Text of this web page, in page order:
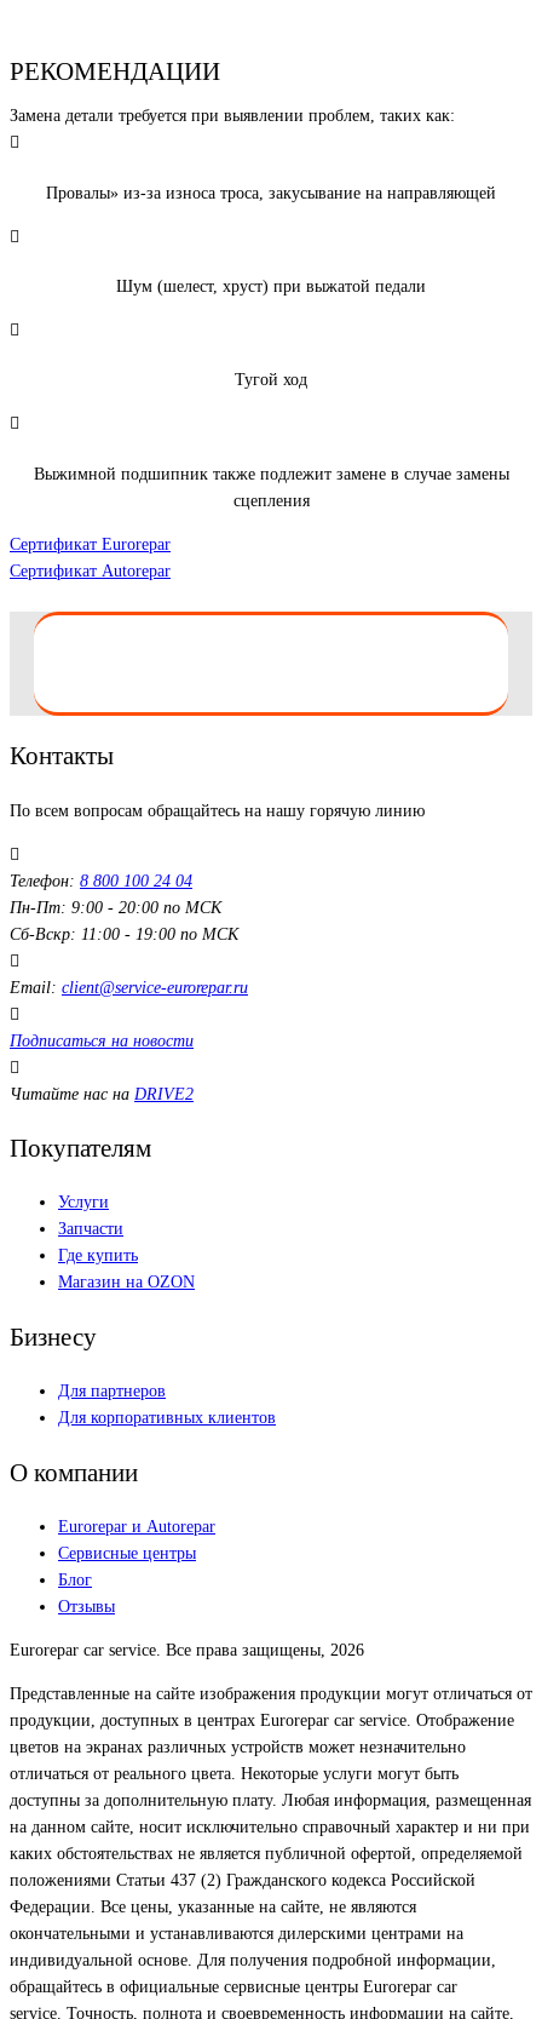
РЕКОМЕНДАЦИИ
Замена детали требуется при выявлении проблем, таких как:
Провалы» из-за износа троса, закусывание на направляющей
Шум (шелест, хруст) при выжатой педали
Тугой ход
Выжимной подшипник также подлежит замене в случае замены
сцепления
Сертификат Eurorepar
Сертификат Autorepar
Контакты
По всем вопросам обращайтесь на нашу горячую линию
Телефон: 8 800 100 24 04
Пн-Пт: 9:00 - 20:00 по МСК
Сб-Вскр: 11:00 - 19:00 по МСК
Email: client@service-eurorepar.ru
Подписаться на новости
Читайте нас на DRIVE2
Покупателям
Услуги
Запчасти
Где купить
Магазин на OZON
Бизнесу
Для партнеров
Для корпоративных клиентов
О компании
Eurorepar и Autorepar
Сервисные центры
Блог
Отзывы
Eurorepar car service. Все права защищены, 2026
Представленные на сайте изображения продукции могут отличаться от
продукции, доступных в центрах Eurorepar car service. Отображение
цветов на экранах различных устройств может незначительно
отличаться от реального цвета. Некоторые услуги могут быть
доступны за дополнительную плату. Любая информация, размещенная
на данном сайте, носит исключительно справочный характер и ни при
каких обстоятельствах не является публичной офертой, определяемой
положениями Статьи 437 (2) Гражданского кодекса Российской
Федерации. Все цены, указанные на сайте, не являются
окончательными и устанавливаются дилерскими центрами на
индивидуальной основе. Для получения подробной информации,
обращайтесь в официальные сервисные центры Eurorepar car
service. Точность, полнота и своевременность информации на сайте,